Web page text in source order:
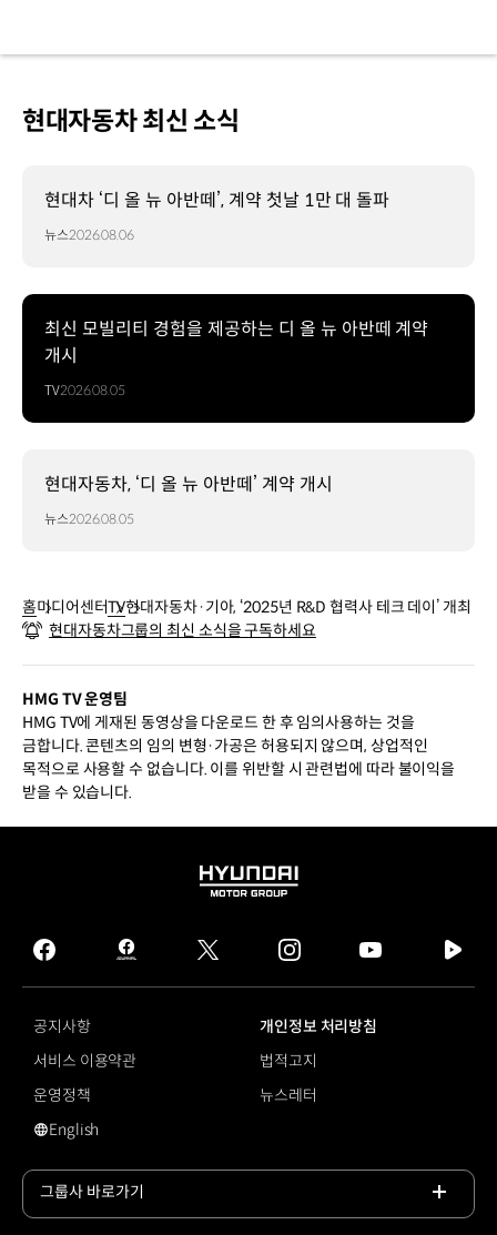
현대자동차 최신 소식
현대차 ‘디 올 뉴 아반떼’, 계약 첫날 1만 대 돌파
뉴스2026.08.06
최신 모빌리티 경험을 제공하는 디 올 뉴 아반떼 계약
개시
TV2026.08.05
현대자동차, ‘디 올 뉴 아반떼’ 계약 개시
뉴스2026.08.05
홈미디어센터TV현대자동차·기아, ‘2025년 R&D 협력사 테크 데이’ 개최
현대자동차그룹의 최신 소식을 구독하세요
HMG TV 운영팀
HMG TV에 게재된 동영상을 다운로드 한 후 임의사용하는 것을
금합니다. 콘텐츠의 임의 변형·가공은 허용되지 않으며, 상업적인
목적으로 사용할 수 없습니다. 이를 위반할 시 관련법에 따라 불이익을
받을 수 있습니다.
HYUNDAI
GROUP
facebook
hmg
journal
twitter instagram
tv
공지사항
개인정보 처리방침
서비스 이용약관
법적고지
운영정책
뉴스레터
영문 사이트로 이동
English
그룹사 바로가기